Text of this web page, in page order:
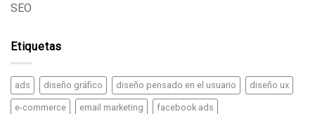
SEO
Etiquetas
ads diseño gráfico diseño pensado en el usuario diseño ux
e-commerce email marketing facebook ads